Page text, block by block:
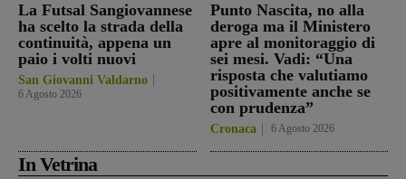
La Futsal Sangiovannese
ha scelto la strada della
continuità, appena un
paio i volti nuovi
San Giovanni Valdarno
6 Agosto 2026
Punto Nascita, no alla
deroga ma il Ministero
apre al monitoraggio di
sei mesi. Vadi: “Una
risposta che valutiamo
positivamente anche se
con prudenza”
Cronaca 6 Agosto 2026
In Vetrina